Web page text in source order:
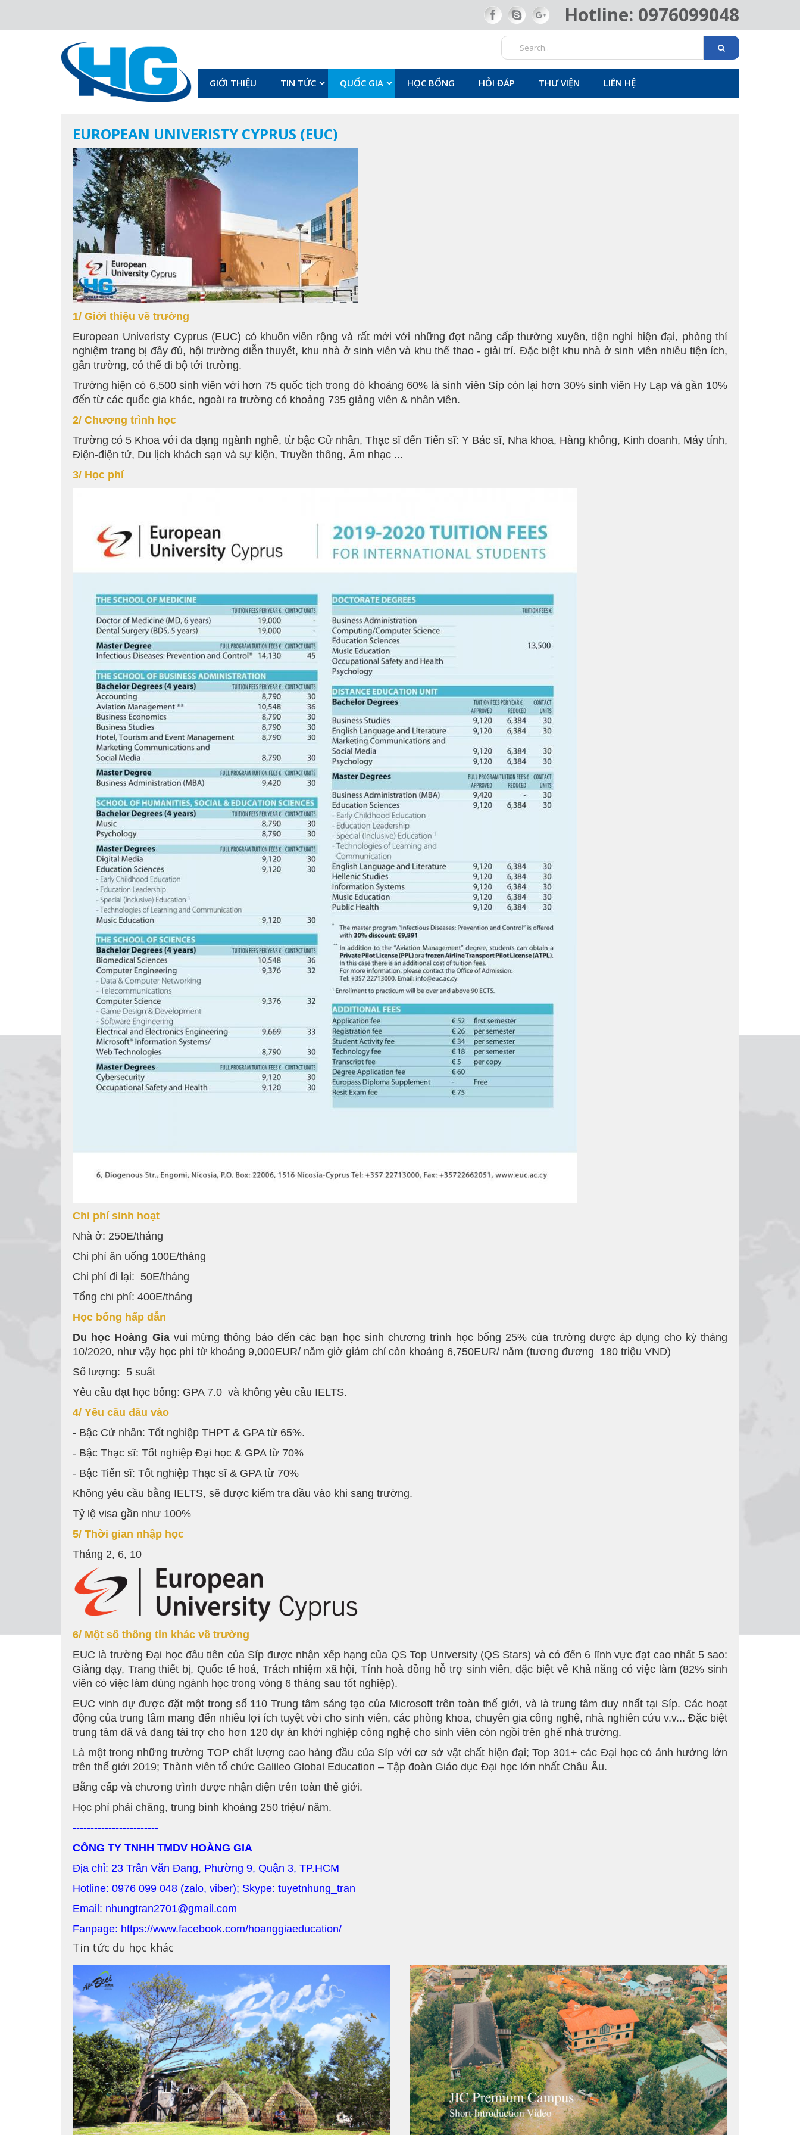
Hotline: 0976099048
GIỚI THIỆU TIN TỨC QUỐC GIA HỌC BỔNG HỎI ĐÁP THƯ VIỆN LIÊN HỆ
EUROPEAN UNIVERISTY CYPRUS (EUC)
1/ Giới thiệu về trường
European Univeristy Cyprus (EUC) có khuôn viên rộng và rất mới với những đợt nâng cấp thường xuyên, tiện nghi hiện đại, phòng thí
nghiệm trang bị đầy đủ, hội trường diễn thuyết, khu nhà ở sinh viên và khu thể thao - giải trí. Đặc biệt khu nhà ở sinh viên nhiều tiện ích,
gần trường, có thể đi bộ tới trường.
Trường hiện có 6,500 sinh viên với hơn 75 quốc tịch trong đó khoảng 60% là sinh viên Síp còn lại hơn 30% sinh viên Hy Lạp và gần 10%
đến từ các quốc gia khác, ngoài ra trường có khoảng 735 giảng viên & nhân viên.
2/ Chương trình học
Trường có 5 Khoa với đa dạng ngành nghề, từ bậc Cử nhân, Thạc sĩ đến Tiến sĩ: Y Bác sĩ, Nha khoa, Hàng không, Kinh doanh, Máy tính,
Điện-điện tử, Du lịch khách sạn và sự kiện, Truyền thông, Âm nhạc ...
3/ Học phí
Chi phí sinh hoạt
Nhà ở: 250E/tháng
Chi phí ăn uống 100E/tháng
Chi phí đi lại: 50E/tháng
Tổng chi phí: 400E/tháng
Học bổng hấp dẫn
Du học Hoàng Giavui mừng thông báo đến các bạn học sinh chương trình học bổng 25% của trường được áp dụng cho kỳ tháng
10/2020, như vậy học phí từ khoảng 9,000EUR/ năm giờ giảm chỉ còn khoảng 6,750EUR/ năm (tương đương 180 triệu VND)
Số lượng: 5 suất
Yêu cầu đạt học bổng: GPA 7.0 và không yêu cầu IELTS.
4/ Yêu cầu đầu vào
- Bậc Cử nhân: Tốt nghiệp THPT & GPA từ 65%.
- Bậc Thạc sĩ: Tốt nghiệp Đại học & GPA từ 70%
- Bậc Tiến sĩ: Tốt nghiệp Thạc sĩ & GPA từ 70%
Không yêu cầu bằng IELTS, sẽ được kiểm tra đầu vào khi sang trường.
Tỷ lệ visa gần như 100%
5/ Thời gian nhập học
Tháng 2, 6, 10
6/ Một số thông tin khác về trường
EUC là trường Đại học đầu tiên của Síp được nhận xếp hạng của QS Top University (QS Stars) và có đến 6 lĩnh vực đạt cao nhất 5 sao:
Giảng dạy, Trang thiết bị, Quốc tế hoá, Trách nhiệm xã hội, Tính hoà đồng hỗ trợ sinh viên, đặc biệt về Khả năng có việc làm (82% sinh
viên có việc làm đúng ngành học trong vòng 6 tháng sau tốt nghiệp).
EUC vinh dự được đặt một trong số 110 Trung tâm sáng tạo của Microsoft trên toàn thế giới, và là trung tâm duy nhất tại Síp. Các hoạt
động của trung tâm mang đến nhiều lợi ích tuyệt vời cho sinh viên, các phòng khoa, chuyên gia công nghệ, nhà nghiên cứu v.v... Đặc biệt
trung tâm đã và đang tài trợ cho hơn 120 dự án khởi nghiệp công nghệ cho sinh viên còn ngồi trên ghế nhà trường.
Là một trong những trường TOP chất lượng cao hàng đầu của Síp với cơ sở vật chất hiện đại; Top 301+ các Đại học có ảnh hưởng lớn
trên thế giới 2019; Thành viên tổ chức Galileo Global Education – Tập đoàn Giáo dục Đại học lớn nhất Châu Âu.
Bằng cấp và chương trình được nhận diện trên toàn thế giới.
Học phí phải chăng, trung bình khoảng 250 triệu/ năm.
------------------------
CÔNG TY TNHH TMDV HOÀNG GIA
Địa chỉ: 23 Trần Văn Đang, Phường 9, Quận 3, TP.HCM
Hotline: 0976 099 048 (zalo, viber); Skype: tuyetnhung_tran
Email: nhungtran2701@gmail.com
Fanpage: https://www.facebook.com/hoanggiaeducation/
Tin tức du học khác